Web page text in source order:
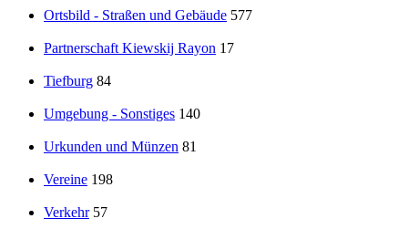
Ortsbild - Straßen und Gebäude 577
Partnerschaft Kiewskij Rayon 17
Tiefburg 84
Umgebung - Sonstiges 140
Urkunden und Münzen 81
Vereine 198
Verkehr 57